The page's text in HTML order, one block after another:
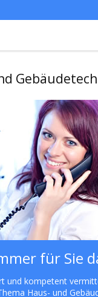
für Sie
und kompetent
Haus- und